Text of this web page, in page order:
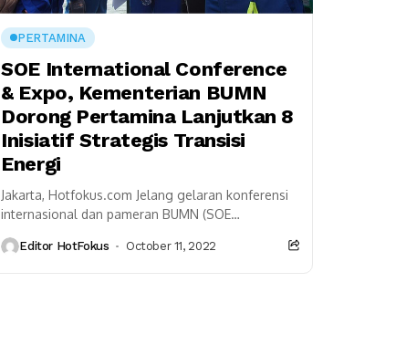
PERTAMINA
SOE International Conference
& Expo, Kementerian BUMN
Dorong Pertamina Lanjutkan 8
Inisiatif Strategis Transisi
Energi
Jakarta, Hotfokus.com Jelang gelaran konferensi
internasional dan pameran BUMN (SOE
Badan Usaha Milik Negara (Kemen BUMN)
Editor HotFokus October 11, 2022